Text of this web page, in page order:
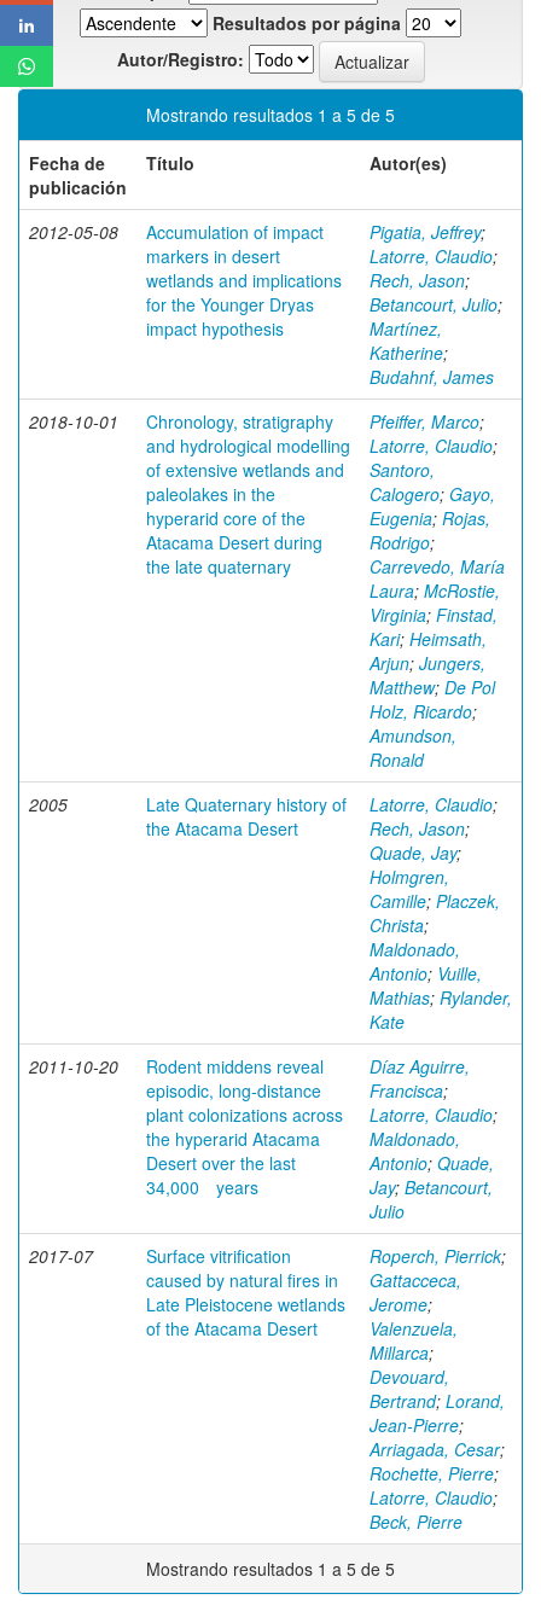
Resultados por página
Autor/Registro:
Mostrando resultados 1 a 5 de 5
Fecha de
publicación
Título Autor(es)
2012-05-08
Accumulation of impact
markers in desert
wetlands and implications
for the Younger Dryas
impact hypothesis
Pigatia, Jeffrey;
Latorre, Claudio;
Rech, Jason;
Betancourt, Julio;
Martínez,
Katherine;
Budahnf, James
2018-10-01
Chronology, stratigraphy
and hydrological modelling
of extensive wetlands and
paleolakes in the
hyperarid core of the
Atacama Desert during
the late quaternary
Pfeiffer, Marco;
Latorre, Claudio;
Santoro,
Calogero; Gayo,
Eugenia; Rojas,
Rodrigo;
Carrevedo, María
Laura; McRostie,
Virginia; Finstad,
Kari; Heimsath,
Arjun; Jungers,
Matthew; De Pol
Holz, Ricardo;
Amundson,
Ronald
2005
Late Quaternary history of
the Atacama Desert
Latorre, Claudio;
Rech, Jason;
Quade, Jay;
Holmgren,
Camille; Placzek,
Christa;
Maldonado,
Antonio; Vuille,
Mathias; Rylander,
Kate
2011-10-20
Rodent middens reveal
episodic, long‐distance
plant colonizations across
the hyperarid Atacama
Desert over the last
34,000 years
Díaz Aguirre,
Francisca;
Latorre, Claudio;
Maldonado,
Antonio; Quade,
Jay; Betancourt,
Julio
2017-07
Surface vitrification
caused by natural fires in
Late Pleistocene wetlands
of the Atacama Desert
Roperch, Pierrick;
Gattacceca,
Jerome;
Valenzuela,
Millarca;
Devouard,
Bertrand; Lorand,
Jean-Pierre;
Arriagada, Cesar;
Rochette, Pierre;
Latorre, Claudio;
Beck, Pierre
Mostrando resultados 1 a 5 de 5